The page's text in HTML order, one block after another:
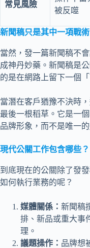
常見風險
被反噬
新聞稿只是其中一項戰
當然，發一篇新聞稿不
成神丹妙藥。新聞稿是
的是在網路上留下一個
當潛在客戶猶豫不決時
最後一根稻草。它是一
品牌形象，而不是唯一
現代公關工作包含哪些？
到底現在的公關除了發
如何執行業務的呢？
媒體關係： 新聞稿
排、新品或重大事
理。
議題操作： 品牌想